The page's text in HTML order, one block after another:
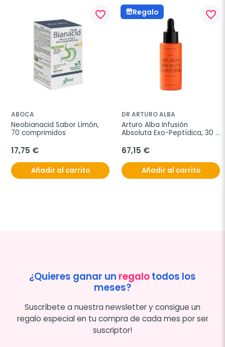
favorite_border
ABOCA
Neobianacid Sabor Limón,
70 comprimidos
17,75 €
Añadir al carrito
Regalo favorite_border
DR ARTURO ALBA
Arturo Alba Infusión
Absoluta Exo-Peptídica, 30
67,15 €
Añadir al carrito
¿Quieres ganar un regalotodos los
meses?
Suscríbete a nuestra newsletter y consigue un
regalo especial en tu compra de cada mes por ser
suscriptor!